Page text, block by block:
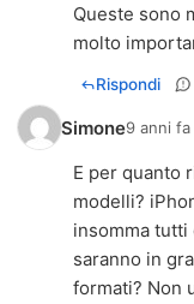
Queste sono
molto
Rispondi
Simone9 anni fa
E per quanto
modelli?
insomma tutti
saranno in
formati? Non